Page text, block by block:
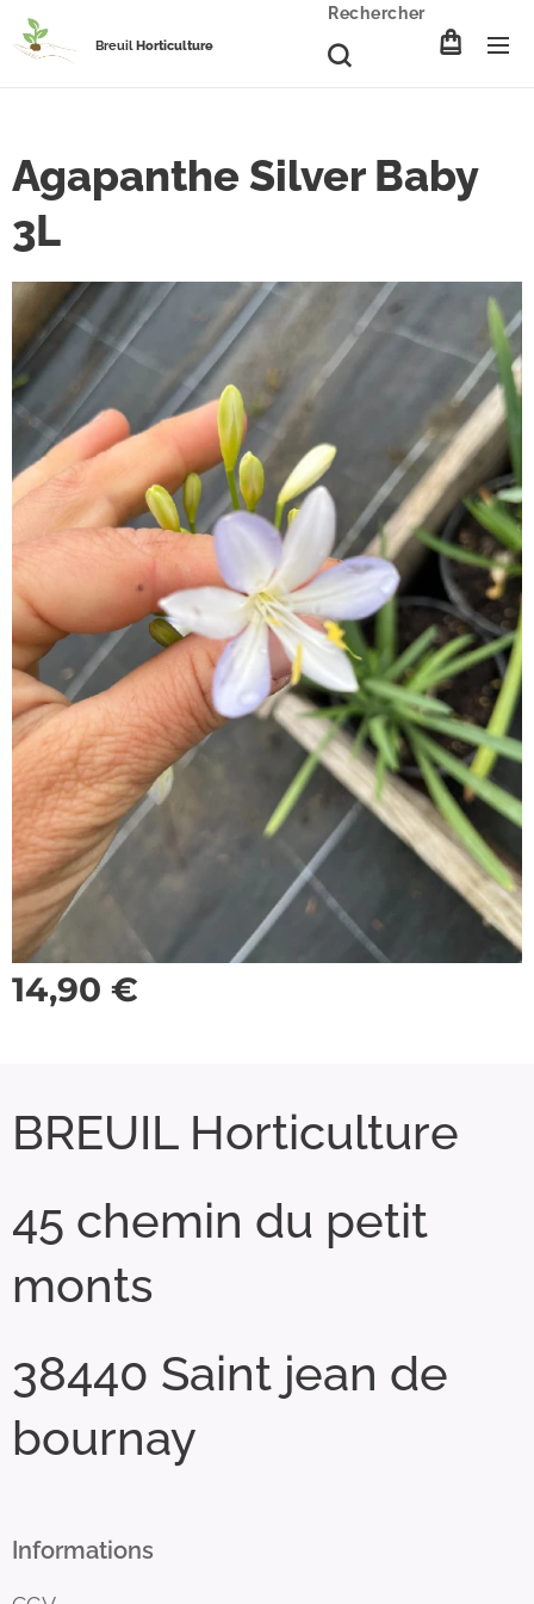
BreuilHorticulture
Rechercher
Agapanthe Silver Baby
3L
14,90 €
BREUIL Horticulture
45 chemin du petit
monts
38440 Saint jean de
bournay
Informations